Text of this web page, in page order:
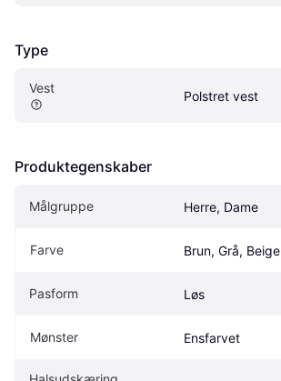
Type
Vest
Polstret vest
Produktegenskaber
Målgruppe Herre, Dame
Farve Brun, Grå, Beige
Pasform Løs
Mønster Ensfarvet